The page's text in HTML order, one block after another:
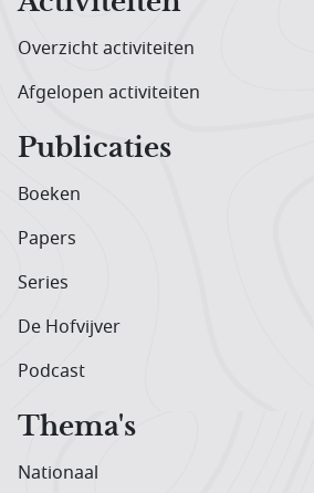
Overzicht activiteiten
Afgelopen activiteiten
Publicaties
Boeken
Papers
Series
De Hofvijver
Podcast
Thema's
Nationaal